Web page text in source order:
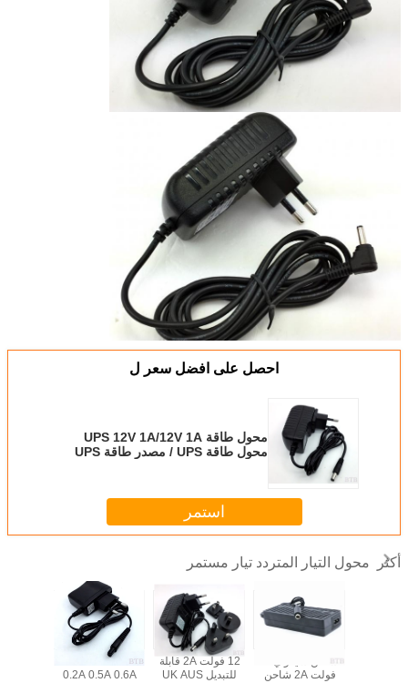
احصل على افضل سعر ل
محول طاقة UPS 12V 1A/12V 1A
محول طاقة UPS / مصدر طاقة UPS
استمر
أكثر محول التيار المتردد تيار مستمر
0.2A 0.5A 0.6A
12 فولت 2A قابلة
للتبديل UK AUS
فولت 2A شاحن